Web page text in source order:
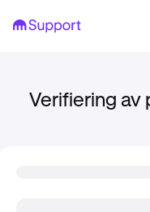
Verifiering av